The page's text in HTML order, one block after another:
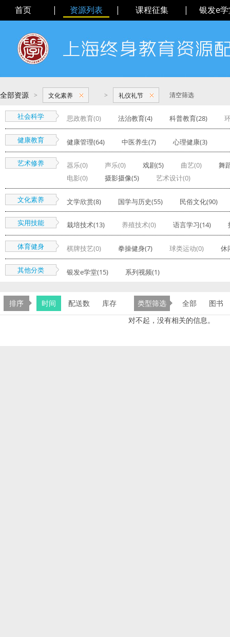
首页 | 资源列表 | 课程征集 | 银发e
全部资源 > 文化素养 > 礼仪礼节 清空筛选
社会科学 思政教育(0) 法治教育(4) 科普教育(28)
健康教育 健康管理(64) 中医养生(7) 心理健康(3)
艺术修养 器乐(0) 声乐(0) 戏剧(5) 曲艺(0)
舞
电影(0)
摄影摄像(5) 艺术设计(0)
文化素养 文学欣赏(8) 国学与历史(55) 民俗文化(90)
实用技能 栽培技术(13) 养殖技术(0) 语言学习(14)
体育健身 棋牌技艺(0) 拳操健身(7) 球类运动(0) 休
其他分类 银发e学堂(15) 系列视频(1)
排序 时间 配送数 库存 类型筛选 全部
图书
对不起，没有相关的信息。